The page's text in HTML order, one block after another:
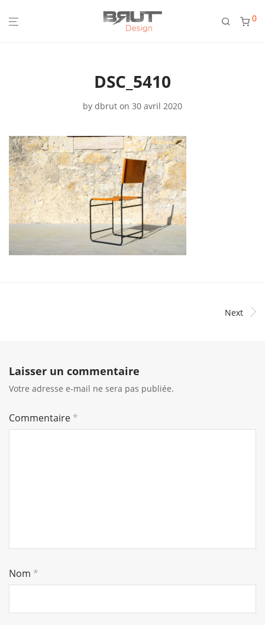
0
DSC_5410
by dbrut on 30 avril 2020
Next
Laisser un commentaire
Votre adresse e-mail ne sera pas publiée.
Commentaire *
Nom *